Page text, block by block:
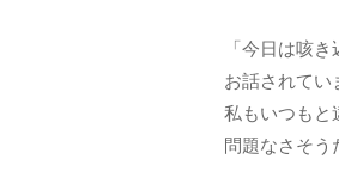
「今日は咳
お話されてい
私もいつもと
問題なさそう